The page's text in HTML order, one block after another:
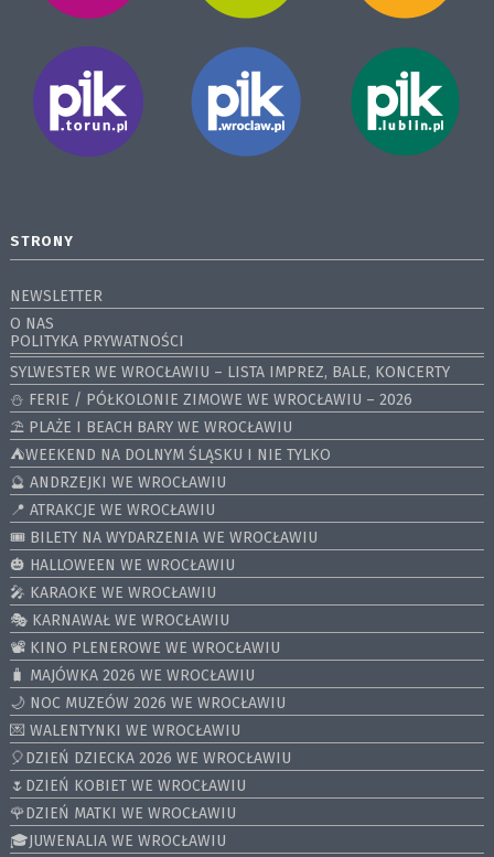
STRONY
NEWSLETTER
O NAS
POLITYKA PRYWATNOŚCI
SYLWESTER WE WROCŁAWIU – LISTA IMPREZ, BALE, KONCERTY
⛄️ FERIE / PÓŁKOLONIE ZIMOWE WE WROCŁAWIU – 2026
⛱️ PLAŻE I BEACH BARY WE WROCŁAWIU
⛺️WEEKEND NA DOLNYM ŚLĄSKU I NIE TYLKO
🔮 ANDRZEJKI WE WROCŁAWIU
📍 ATRAKCJE WE WROCŁAWIU
🎟️ BILETY NA WYDARZENIA WE WROCŁAWIU
🎃 HALLOWEEN WE WROCŁAWIU
🎤 KARAOKE WE WROCŁAWIU
🎭 KARNAWAŁ WE WROCŁAWIU
📽️ KINO PLENEROWE WE WROCŁAWIU
🧳 MAJÓWKA 2026 WE WROCŁAWIU
🌙 NOC MUZEÓW 2026 WE WROCŁAWIU
💌 WALENTYNKI WE WROCŁAWIU
🎈DZIEŃ DZIECKA 2026 WE WROCŁAWIU
🌷DZIEŃ KOBIET WE WROCŁAWIU
🌹DZIEŃ MATKI WE WROCŁAWIU
🎓JUWENALIA WE WROCŁAWIU